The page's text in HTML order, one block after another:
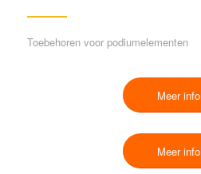
Toebehoren voor podiumelementen
Meer info
Meer info